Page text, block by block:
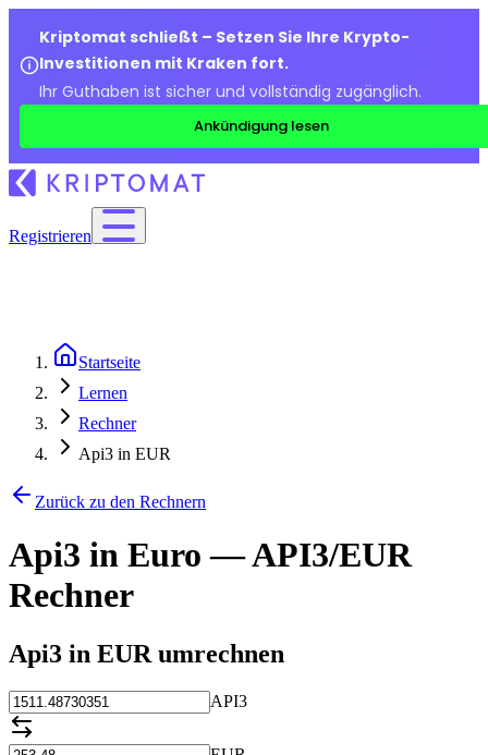
Kriptomat schließt – Setzen Sie Ihre Krypto-
Investitionen mit Kraken fort.
Ihr Guthaben ist sicher und vollständig zugänglich.
Ankündigung lesen
Registrieren
Startseite
Lernen
Rechner
Api3 in EUR
Zurück zu den Rechnern
Api3 in Euro — API3/EUR
Rechner
Api3 in EUR umrechnen
API3